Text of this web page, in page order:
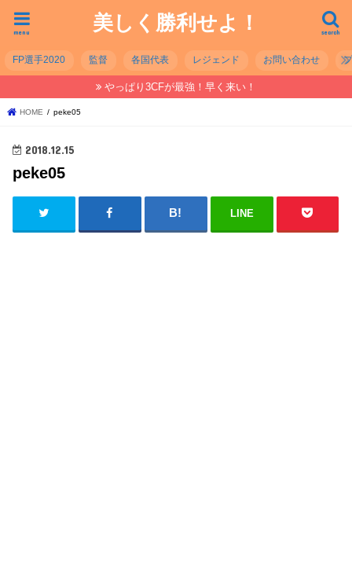
美しく勝利せよ！ search
menu
FP選手2020 監督 各国代表 レジェンド お問い合わせ
やっぱり3CFが最強！早く来い！
HOME peke05
2018.12.15
peke05
LINE